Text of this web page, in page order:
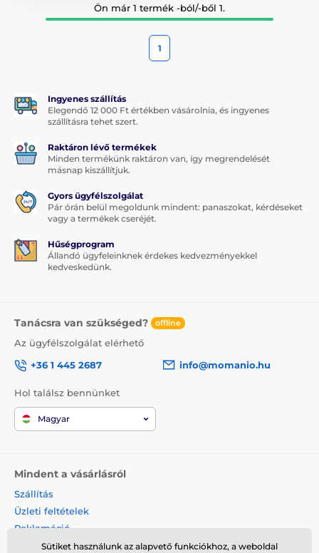
Ön már 1 termék -ból/-ből 1.
1
Ingyenes szállítás
Elegendő 12 000 Ft értékben vásárolnia, és ingyenes
szállításra tehet szert.
Raktáron lévő termékek
Minden termékünk raktáron van, így megrendelését
másnap kiszállítjuk.
Gyors ügyfélszolgálat
Pár órán belül megoldunk mindent: panaszokat, kérdéseket
vagy a termékek cseréjét.
Hűségprogram
Állandó ügyfeleinknek érdekes kedvezményekkel
kedveskedünk.
Tanácsra van szükséged? offline
Az ügyfélszolgálat elérhető
+36 1 445 2687
info@momanio.hu
Hol találsz bennünket
Magyar
Mindent a vásárlásról
Szállítás
Üzleti feltételek
Reklamáció
Termék visszaküldése
Sütiket használunk az alapvető funkciókhoz, a weboldal